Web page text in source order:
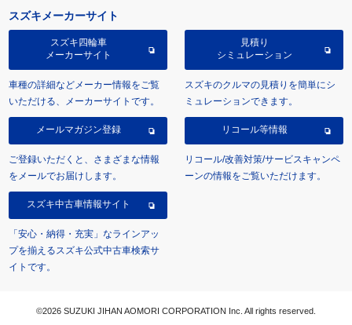
スズキメーカーサイト
スズキ四輪車
メーカーサイト
車種の詳細などメーカー情報をご覧
いただける、メーカーサイトです。
見積り
シミュレーション
スズキのクルマの見積りを簡単にシ
ミュレーションできます。
メールマガジン登録
ご登録いただくと、さまざまな情報
をメールでお届けします。
リコール等情報
リコール/改善対策/サービスキャンペ
ーンの情報をご覧いただけます。
スズキ中古車情報サイト
「安心・納得・充実」なラインアッ
プを揃えるスズキ公式中古車検索サ
イトです。
©2026 SUZUKI JIHAN AOMORI CORPORATION Inc. All rights reserved.